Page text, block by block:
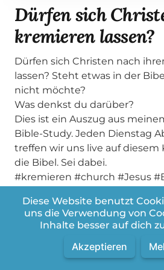
Dürfen sich
kremieren lassen?
Dürfen sich Christen nach
lassen? Steht etwas in der
nicht möchte?
Was denkst du darüber?
Dies ist ein Auszug aus
Bible-Study. Jeden Dienstag
treffen wir uns live auf diesem
die Bibel. Sei dabei.
#kremieren #church #Jesus
#Jesuslebt #JesusChristus
#ChristlicherContent
#Umkehr #Wahrheit
#Spiritualität #gott #jesus
Diese Website benutzt
uns die Verwendung von
Inhalte besser auf dich
Akzeptieren